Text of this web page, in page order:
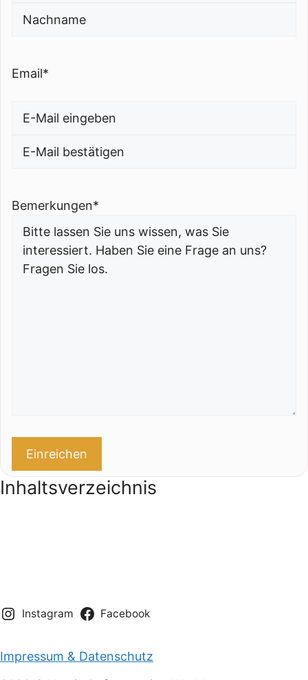
Vorname
Email*
E-
bestätigen
Bemerkungen*
Inhaltsverzeichnis
Instagram Facebook
Impressum & Datenschutz